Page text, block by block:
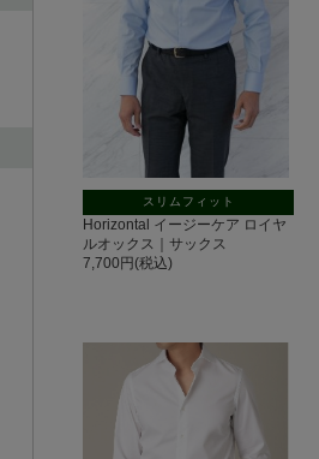
スリムフィット
Horizontal イージーケア ロイヤ
ルオックス｜サックス
7,700円(税込)